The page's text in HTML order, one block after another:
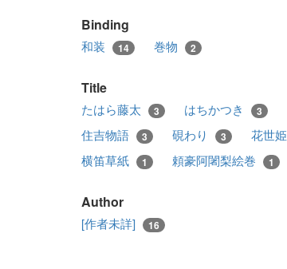
Binding
和装 14 巻物 2
Title
たはら藤太 3 はちかつき 3
住吉物語 3 硯わり 3 花世姫
横笛草紙 1 頼豪阿闍梨絵巻 1
Author
[作者未詳] 16